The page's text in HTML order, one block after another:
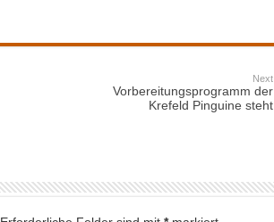
Next
Vorbereitungsprogramm der
Krefeld Pinguine steht